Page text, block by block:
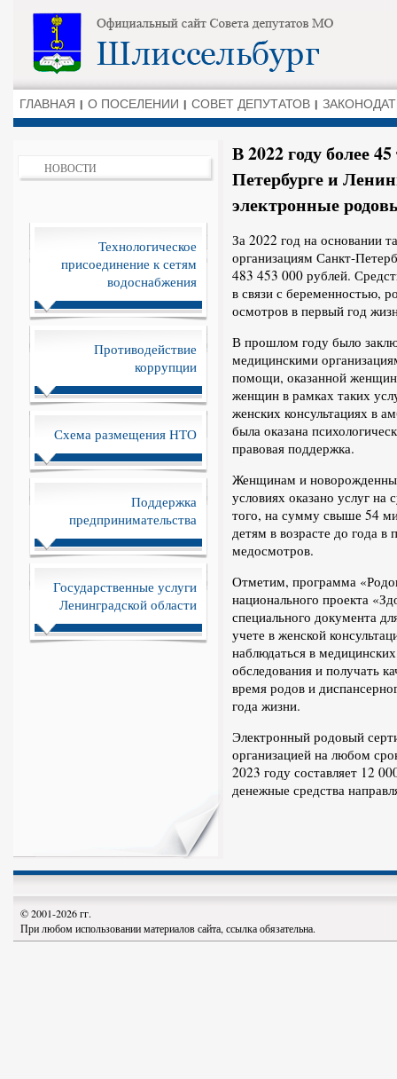
ГЛАВНАЯ О ПОСЕЛЕНИИ СОВЕТ ДЕПУТАТОВ
НОВОСТИ
Технологическое
присоединение к сетям
водоснабжения
Противодействие
коррупции
Схема размещения НТО
Поддержка
предпринимательства
Государственные услуги
Ленинградской области
В 2022 году более
Петербурге и
электронные
За 2022 год на основании
организациям Санкт-
483 453 000 рублей.
в связи с беременностью,
осмотров в первый год
В прошлом году было
медицинскими
помощи, оказанной
женщин в рамках таких
женских консультациях в
была оказана
правовая поддержка.
Женщинам и
условиях оказано услуг
того, на сумму свыше 54
детям в возрасте до года в
медосмотров.
Отметим, программа
национального проекта
специального документа
учете в женской
наблюдаться в
обследования и получать
время родов и
года жизни.
Электронный родовый
организацией на любом
2023 году составляет 12
денежные средства
© 2001-2026 гг.
При любом использовании материалов сайта, ссылка обязательна.